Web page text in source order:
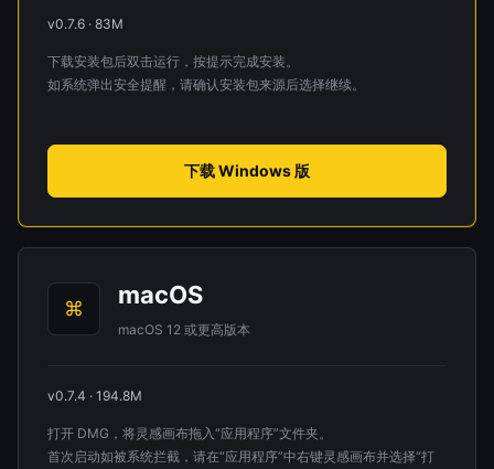
v0.7.6 · 83M
下载安装包后双击运行，按提示完成安装。
如系统弹出安全提醒，请确认安装包来源后选择继续。
下载 Windows 版
⌘ macOS
macOS 12 或更高版本
v0.7.4 · 194.8M
打开 DMG，将灵感画布拖入“应用程序”文件夹。
首次启动如被系统拦截，请在“应用程序”中右键灵感画布并选择“打